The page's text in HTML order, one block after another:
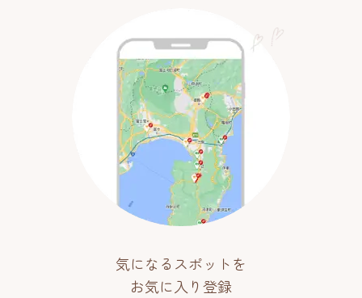
気になるスポットを
お気に入り登録